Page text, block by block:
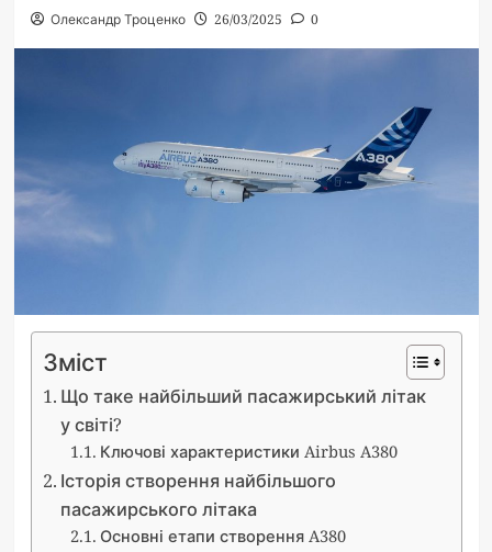
Олександр Троценко 26/03/2025 0
Зміст
Що таке найбільший пасажирський літак
у світі?
Ключові характеристики Airbus A380
Історія створення найбільшого
пасажирського літака
Основні етапи створення A380